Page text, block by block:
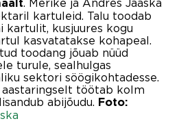
. Merike ja Andres Jaaska
kartuleid. Talu toodab
kartulit, kusjuures kogu
kasvatatakse kohapeal.
toodang jõuab nüüd
turule, sealhulgas
sektori söögikohtadesse.
aastaringselt töötab kolm
abijõudu. Foto: